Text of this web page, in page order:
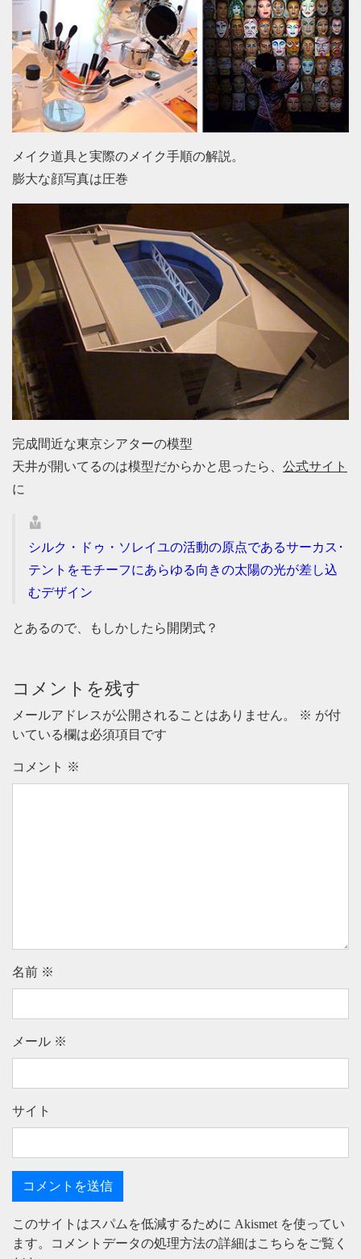
メイク道具と実際のメイク手順の解説。
膨大な顔写真は圧巻
完成間近な東京シアターの模型
天井が開いてるのは模型だからかと思ったら、 公式サイト
に
シルク・ドゥ・ソレイユの活動の原点であるサーカス･
テントをモチーフにあらゆる向きの太陽の光が差し込
むデザイン
とあるので、もしかしたら開閉式？
コメントを残す
メールアドレスが公開されることはありません。 ※ が付
いている欄は必須項目です
コメント ※
名前 ※
メール ※
サイト
このサイトはスパムを低減するために Akismet を使ってい
ます。
コメントデータの処理方法の詳細はこちらをご覧く